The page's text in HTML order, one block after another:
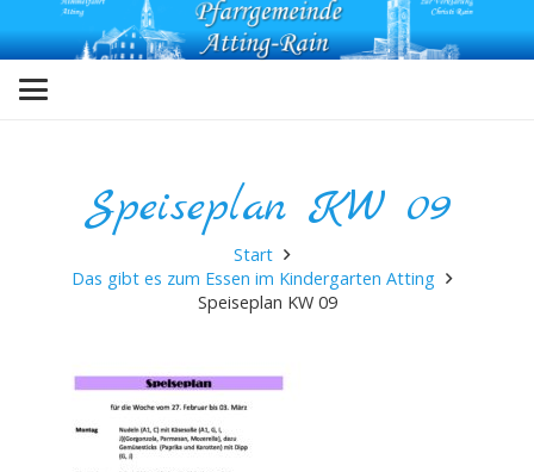
Speiseplan KW 09
Start
Das gibt es zum Essen im Kindergarten Atting
Speiseplan KW 09